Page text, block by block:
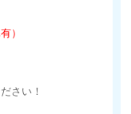
）
さい！